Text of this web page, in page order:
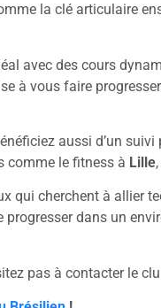
la clé articulaire
avec des cours
à vous faire
aussi d’un
comme le fitness à Lille
qui cherchent à allier
dans un
pas à contacter le